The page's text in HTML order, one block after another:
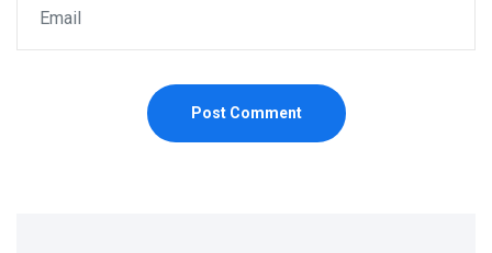
Post Comment